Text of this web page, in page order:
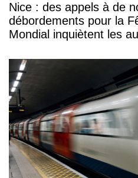
Nice : des appels à de
débordements pour la
Mondial inquiètent les